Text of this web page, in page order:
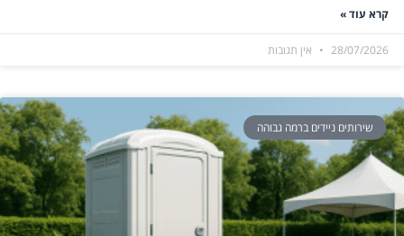
קרא עוד »
28/07/2026 אין תגובות
שירותים ניידים ברמה גבוהה